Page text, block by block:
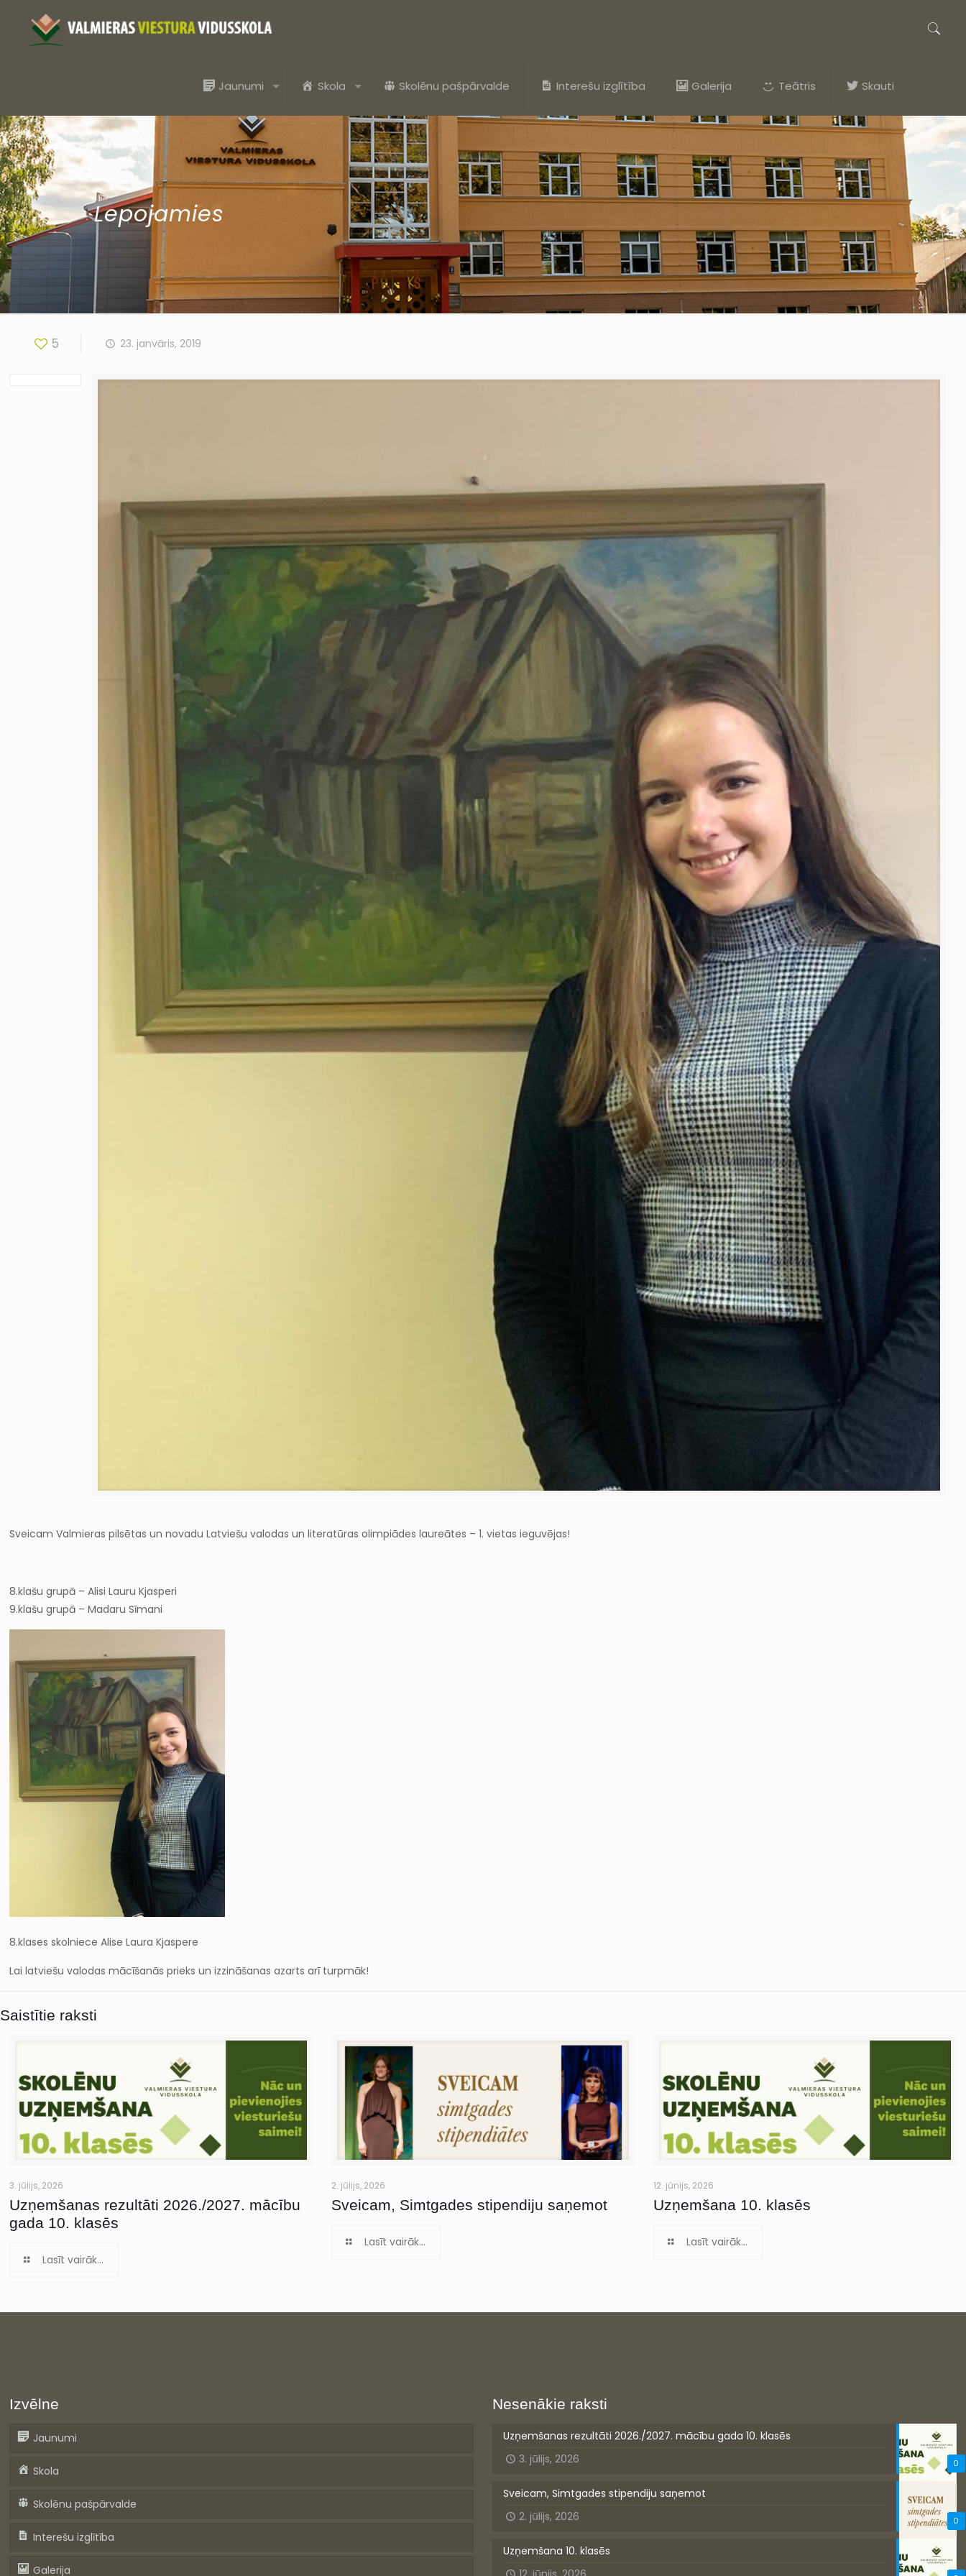
Jaunumi Skola Skolēnu pašpārvalde Interešu izglītība Galerija Teātris Skauti
Lepojamies
5 23. janvāris, 2019
Sveicam Valmieras pilsētas un novadu Latviešu valodas un literatūras olimpiādes laureātes – 1. vietas ieguvējas!
8.klašu grupā – Alisi Lauru Kjasperi
9.klašu grupā – Madaru Sīmani
8.klases skolniece Alise Laura Kjaspere
Lai latviešu valodas mācīšanās prieks un izzināšanas azarts arī turpmāk!
Saistītie raksti
3. jūlijs, 2026
Uzņemšanas rezultāti 2026./2027. mācību
gada 10. klasēs
Lasīt vairāk...
2. jūlijs, 2026
Sveicam, Simtgades stipendiju saņemot
Lasīt vairāk...
12. jūnijs, 2026
Uzņemšana 10. klasēs
Lasīt vairāk...
Izvēlne
Jaunumi
Skola
Skolēnu pašpārvalde
Interešu izglītība
Galerija
Nesenākie raksti
0
Uzņemšanas rezultāti 2026./2027. mācību gada 10. klasēs
3. jūlijs, 2026
0
Sveicam, Simtgades stipendiju saņemot
2. jūlijs, 2026
Uzņemšana 10. klasēs